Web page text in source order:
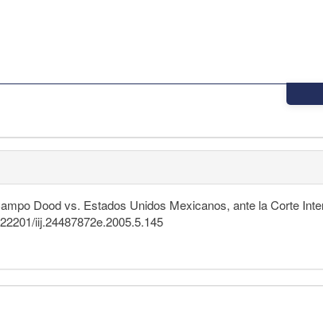
Dood vs. Estados Unidos Mexicanos, ante la Corte
iij.24487872e.2005.5.145